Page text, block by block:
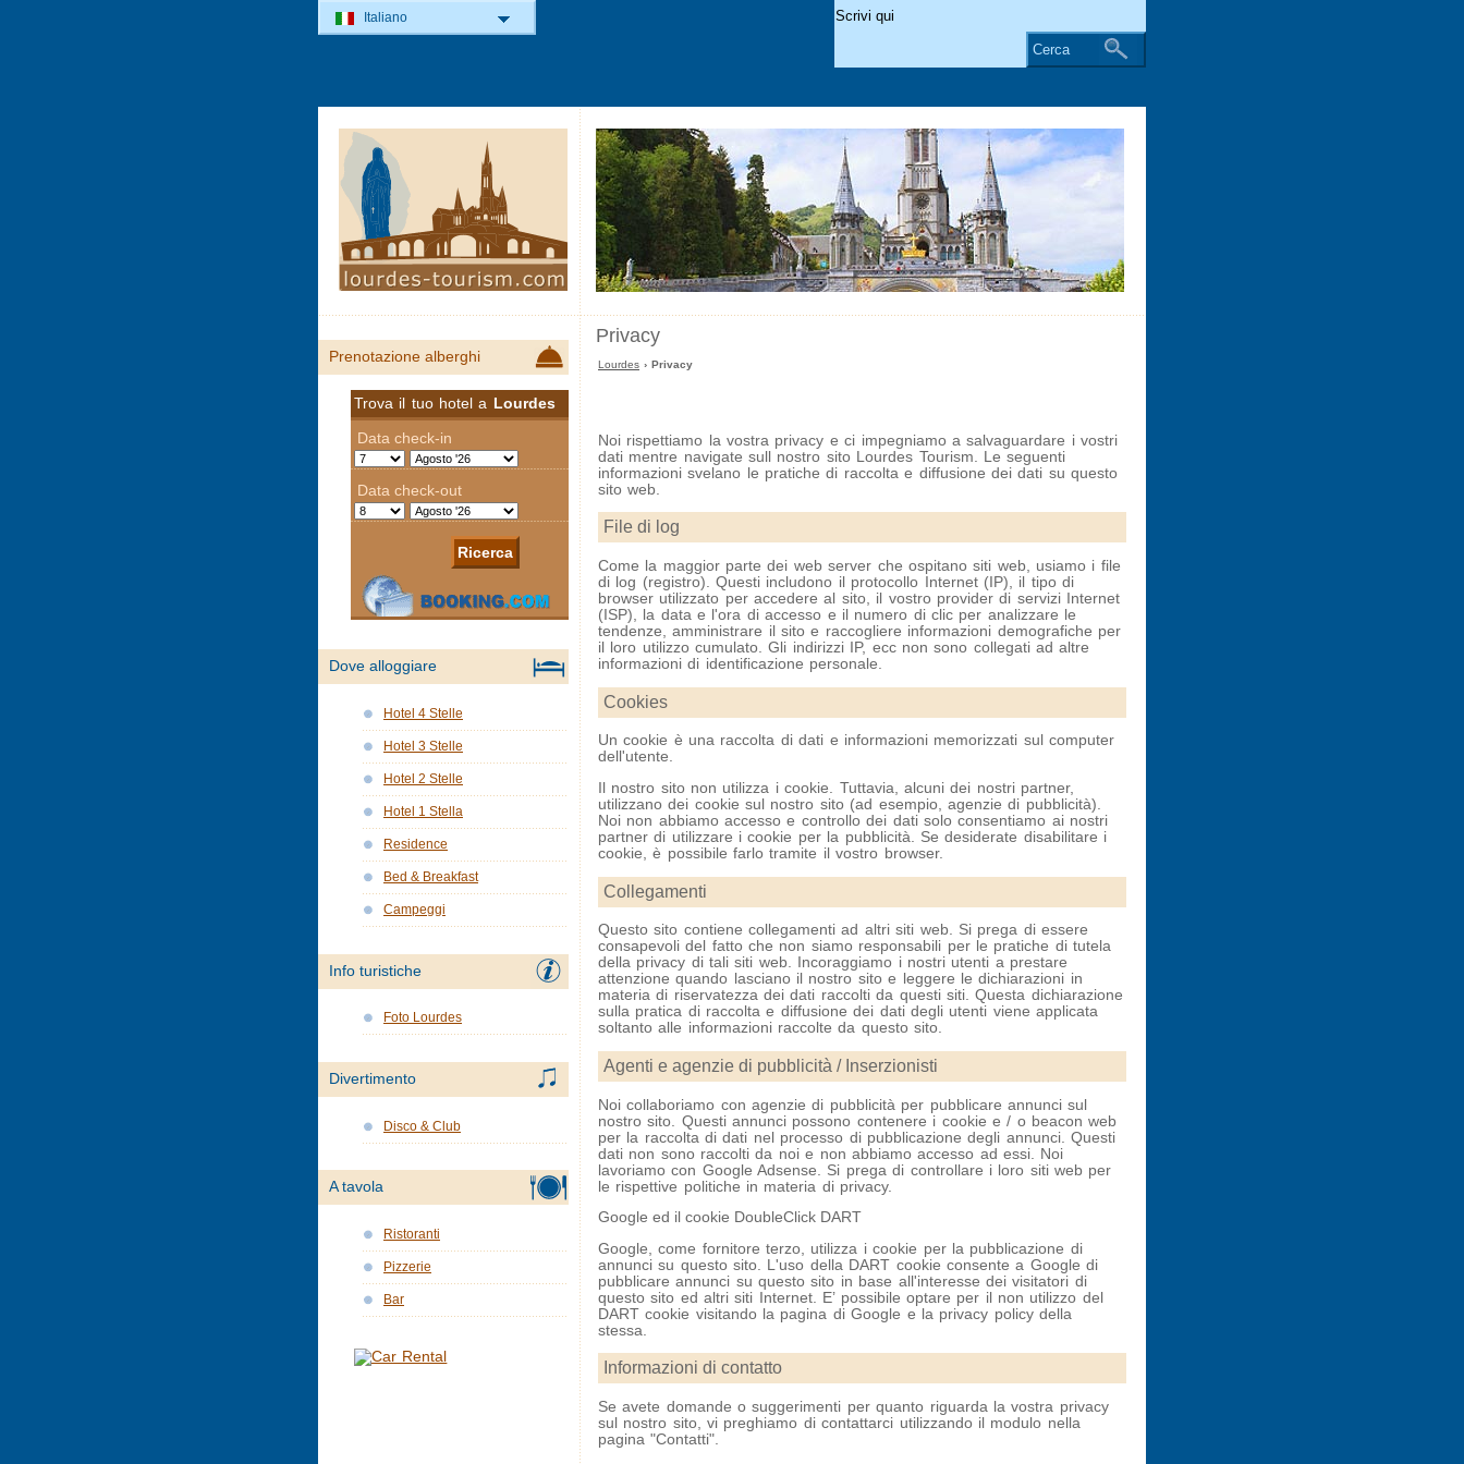
Privacy
Lourdes › Privacy
Noi rispettiamo la vostra privacy e ci impegniamo a salvaguardare i vostri
dati mentre navigate sull nostro sito Lourdes Tourism. Le seguenti
informazioni svelano le pratiche di raccolta e diffusione dei dati su questo
sito web.
File di log
Come la maggior parte dei web server che ospitano siti web, usiamo i file
di log (registro). Questi includono il protocollo Internet (IP), il tipo di
browser utilizzato per accedere al sito, il vostro provider di servizi Internet
(ISP), la data e l'ora di accesso e il numero di clic per analizzare le
tendenze, amministrare il sito e raccogliere informazioni demografiche per
il loro utilizzo cumulato. Gli indirizzi IP, ecc non sono collegati ad altre
informazioni di identificazione personale.
Cookies
Un cookie è una raccolta di dati e informazioni memorizzati sul computer
dell'utente.
Il nostro sito non utilizza i cookie. Tuttavia, alcuni dei nostri partner,
utilizzano dei cookie sul nostro sito (ad esempio, agenzie di pubblicità).
Noi non abbiamo accesso e controllo dei dati solo consentiamo ai nostri
partner di utilizzare i cookie per la pubblicità. Se desiderate disabilitare i
cookie, è possibile farlo tramite il vostro browser.
Collegamenti
Questo sito contiene collegamenti ad altri siti web. Si prega di essere
consapevoli del fatto che non siamo responsabili per le pratiche di tutela
della privacy di tali siti web. Incoraggiamo i nostri utenti a prestare
attenzione quando lasciano il nostro sito e leggere le dichiarazioni in
materia di riservatezza dei dati raccolti da questi siti. Questa dichiarazione
sulla pratica di raccolta e diffusione dei dati degli utenti viene applicata
soltanto alle informazioni raccolte da questo sito.
Agenti e agenzie di pubblicità / Inserzionisti
Noi collaboriamo con agenzie di pubblicità per pubblicare annunci sul
nostro sito. Questi annunci possono contenere i cookie e / o beacon web
per la raccolta di dati nel processo di pubblicazione degli annunci. Questi
dati non sono raccolti da noi e non abbiamo accesso ad essi. Noi
lavoriamo con Google Adsense. Si prega di controllare i loro siti web per
le rispettive politiche in materia di privacy.
Google ed il cookie DoubleClick DART
Google, come fornitore terzo, utilizza i cookie per la pubblicazione di
annunci su questo sito. L'uso della DART cookie consente a Google di
pubblicare annunci su questo sito in base all'interesse dei visitatori di
questo sito ed altri siti Internet. E’ possibile optare per il non utilizzo del
DART cookie visitando la pagina di Google e la privacy policy della
stessa.
Informazioni di contatto
Se avete domande o suggerimenti per quanto riguarda la vostra privacy
sul nostro sito, vi preghiamo di contattarci utilizzando il modulo nella
pagina "Contatti".
Prenotazione alberghi
Trova il tuo hotel a Lourdes
Dove alloggiare
Hotel 4 Stelle
Hotel 3 Stelle
Hotel 2 Stelle
Hotel 1 Stella
Residence
Bed & Breakfast
Campeggi
Info turistiche
Foto Lourdes
Divertimento
Disco & Club
A tavola
Ristoranti
Pizzerie
Bar
Italiano
Cerca